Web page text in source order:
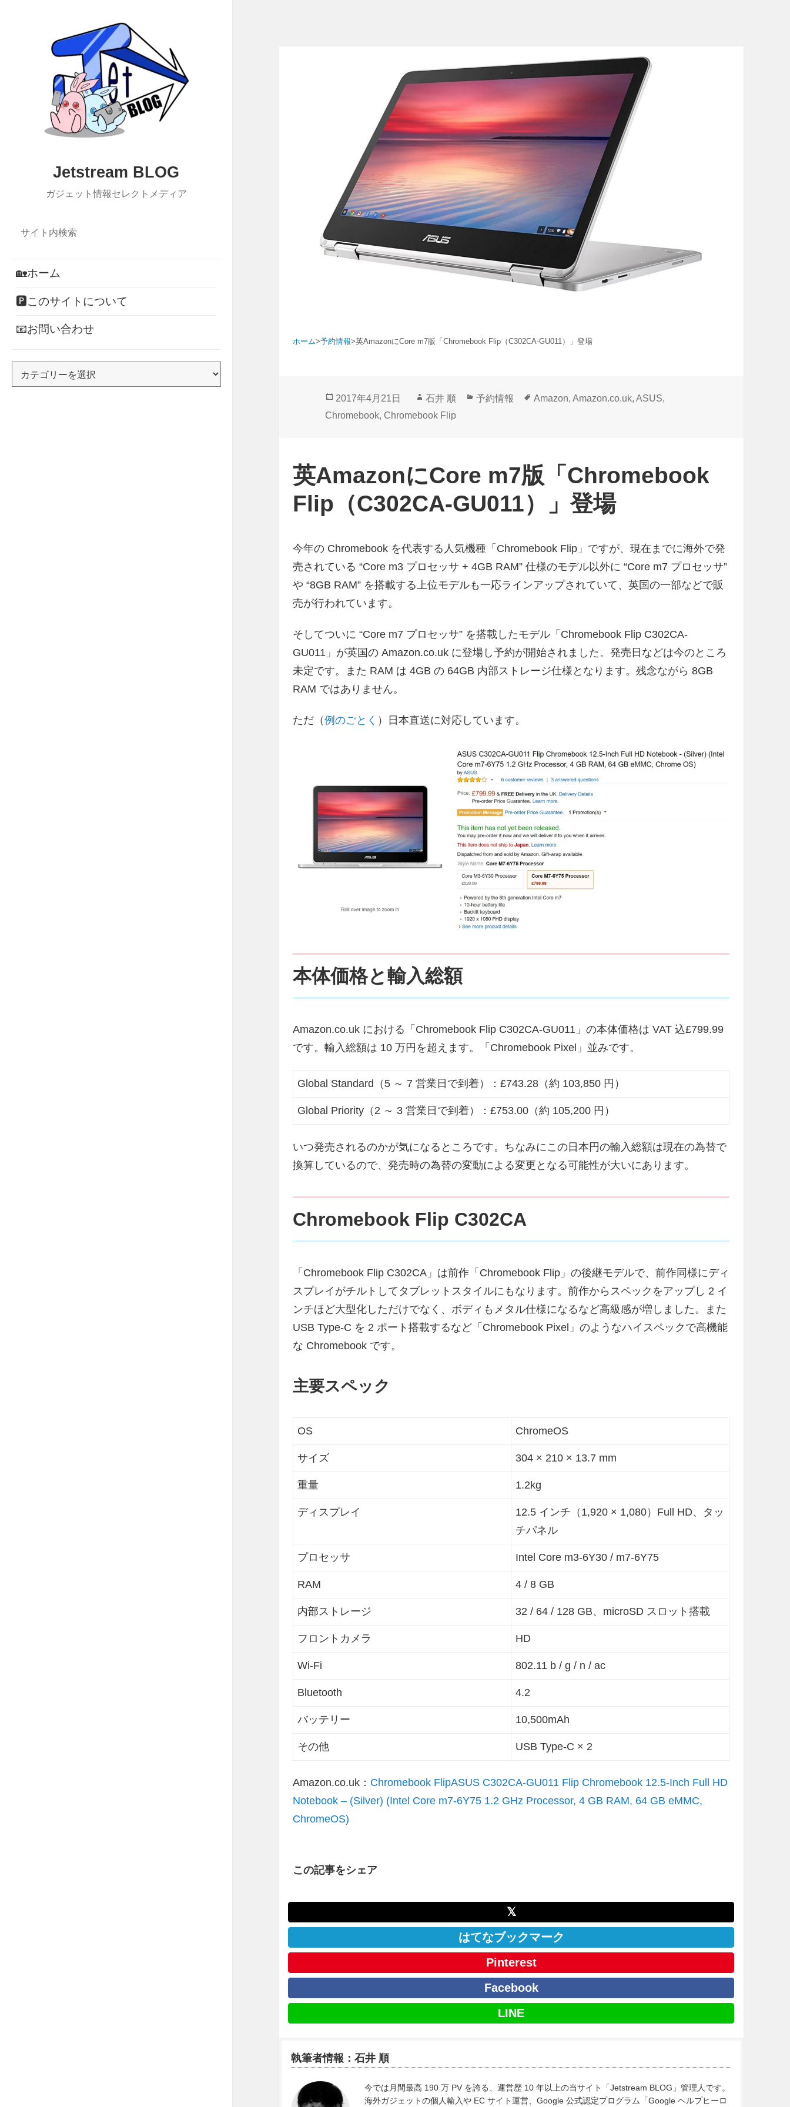
Jetstream BLOG
ガジェット情報セレクトメディア
🏡ホーム
🅿このサイトについて
📧お問い合わせ
ホーム>予約情報>英AmazonにCore m7版「Chromebook Flip（C302CA-GU011）」登場
投
稿
2017年4月21日
作
成
石井 順
カ
予約情報
タ
Amazon,Amazon.co.uk,ASUS,
Chromebook, Chromebook Flip
英AmazonにCore m7版「Chromebook
Flip（C302CA-GU011）」登場
今年の Chromebook を代表する人気機種「Chromebook Flip」ですが、現在までに海外で発
売されている “Core m3 プロセッサ + 4GB RAM” 仕様のモデル以外に “Core m7 プロセッサ”
や “8GB RAM” を搭載する上位モデルも一応ラインアップされていて、英国の一部などで販
売が行われています。
そしてついに “Core m7 プロセッサ” を搭載したモデル「Chromebook Flip C302CA-
GU011」が英国の Amazon.co.uk に登場し予約が開始されました。発売日などは今のところ
未定です。また RAM は 4GB の 64GB 内部ストレージ仕様となります。残念ながら 8GB
RAM ではありません。
ただ（例のごとく ）日本直送に対応しています。
本体価格と輸入総額
Amazon.co.uk における「Chromebook Flip C302CA-GU011」の本体価格は VAT 込£799.99
です。輸入総額は 10 万円を超えます。「Chromebook Pixel」並みです。
Global Standard（5 ～ 7 営業日で到着）：£743.28（約 103,850 円）
Global Priority（2 ～ 3 営業日で到着）：£753.00（約 105,200 円）
いつ発売されるのかが気になるところです。ちなみにこの日本円の輸入総額は現在の為替で
換算しているので、発売時の為替の変動による変更となる可能性が大いにあります。
Chromebook Flip C302CA
「Chromebook Flip C302CA」は前作「Chromebook Flip」の後継モデルで、前作同様にディ
スプレイがチルトしてタブレットスタイルにもなります。前作からスペックをアップし 2 イ
ンチほど大型化しただけでなく、ボディもメタル仕様になるなど高級感が増しました。また
USB Type-C を 2 ポート搭載するなど「Chromebook Pixel」のようなハイスペックで高機能
な Chromebook です。
主要スペック
OS ChromeOS
サイズ 304 × 210 × 13.7 mm
重量 1.2kg
ディスプレイ
12.5 インチ（1,920 × 1,080）Full HD、タッ
チパネル
プロセッサ Intel Core m3-6Y30 / m7-6Y75
RAM 4 / 8 GB
内部ストレージ 32 / 64 / 128 GB、microSD スロット搭載
フロントカメラ HD
Wi-Fi 802.11 b / g / n / ac
Bluetooth 4.2
バッテリー 10,500mAh
その他 USB Type-C × 2
Amazon.co.uk： Chromebook FlipASUS C302CA-GU011 Flip Chromebook 12.5-Inch Full HD
Notebook – (Silver) (Intel Core m7-6Y75 1.2 GHz Processor, 4 GB RAM, 64 GB eMMC,
ChromeOS)
この記事をシェア
𝕏
はてなブックマーク
Pinterest
Facebook
LINE
執筆者情報：石井 順
今では月間最高 190 万 PV を誇る、運営歴 10 年以上の当サイト「Jetstream BLOG」管理人です。
海外ガジェットの個人輸入や EC サイト運営、Google 公式認定プログラム「Google ヘルプヒーロ